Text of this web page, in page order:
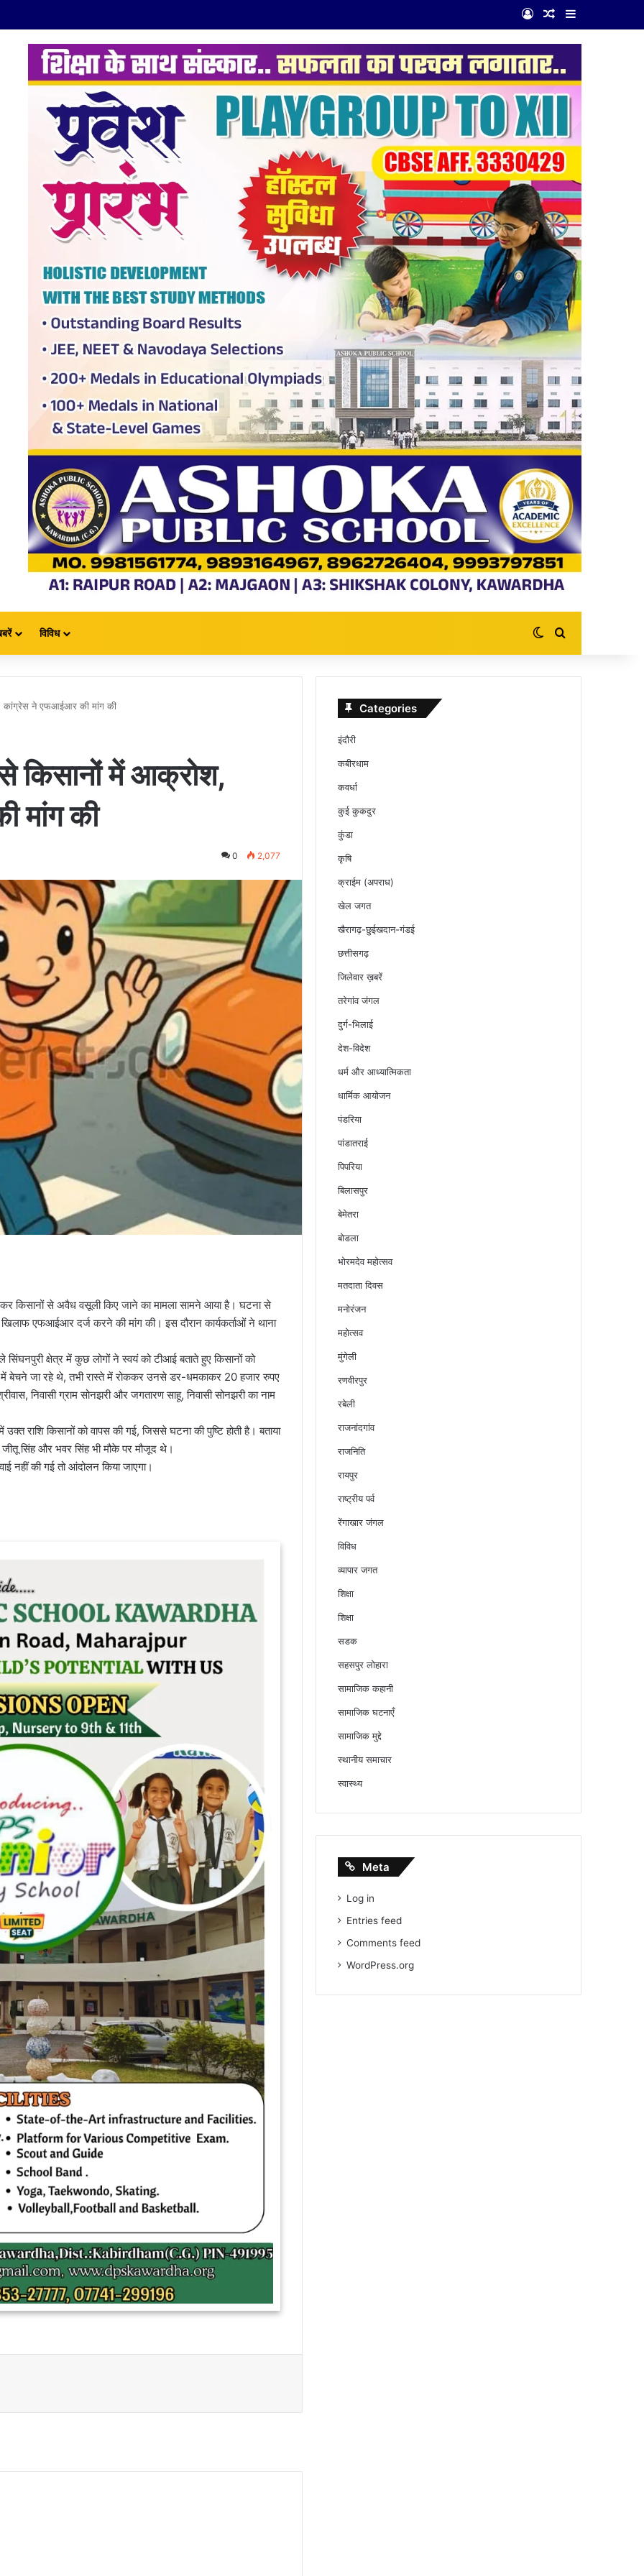
Log InRandom Article
Sidebar
विविध Switch skin
Search for
कांग्रेस ने एफआईआर की मांग की
किसानों में आक्रोश,
मांग की
0 2,077
किसानों से अवैध वसूली किए जाने का मामला सामने आया है। घटना से
खिलाफ एफआईआर दर्ज करने की मांग की। इस दौरान कार्यकर्ताओं ने थाना
क्षेत्र में कुछ लोगों ने स्वयं को टीआई बताते हुए किसानों को
में बेचने जा रहे थे, तभी रास्ते में रोककर उनसे डर-धमकाकर 20 हजार रुपए
निवासी ग्राम सोनझरी और जगतारण साहू, निवासी सोनझरी का नाम
राशि किसानों को वापस की गई, जिससे घटना की पुष्टि होती है। बताया
जीतू सिंह और भवर सिंह भी मौके पर मौजूद थे।
नहीं की गई तो आंदोलन किया जाएगा।
Categories
इंदौरी
कबीरधाम
कवर्धा
कुई कुकदुर
कुंडा
कृषि
क्राईम (अपराध)
खेल जगत
खैरागढ़-छुईखदान-गंडई
छत्तीसगढ़
जिलेवार ख़बरें
तरेगांव जंगल
दुर्ग-भिलाई
देश-विदेश
धर्म और आध्यात्मिकता
धार्मिक आयोजन
पंडरिया
पांडातराई
पिपरिया
बिलासपुर
बेमेतरा
बोडला
भोरमदेव महोत्सव
मतदाता दिवस
मनोरंजन
महोत्सव
मुंगेली
रणवीरपुर
रबेली
राजनांदगांव
राजनिति
रायपुर
राष्ट्रीय पर्व
रेंगाखार जंगल
विविध
व्यापार जगत
शिक्षा
शिक्षा
सडक
सहसपुर लोहारा
सामाजिक कहानी
सामाजिक घटनाएँ
सामाजिक मुद्दे
स्थानीय समाचार
स्वास्थ्य
Meta
Log in
Entries feed
Comments feed
WordPress.org